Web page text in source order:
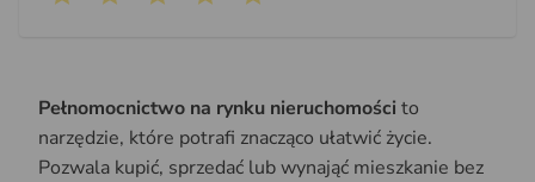
Pełnomocnictwo na rynku nieruchomości to
narzędzie, które potrafi znacząco ułatwić życie.
Pozwala kupić, sprzedać lub wynająć mieszkanie bez